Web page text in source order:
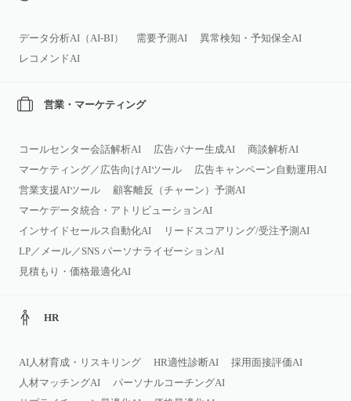
データ分析AI（AI‑BI） 需要予測AI
異常検知・予知保全AI
レコメンドAI
営業・マーケティング
コールセンター会話解析AI 広告バナー生成AI
商談解析AI
マーケティング／広告向けAIツール
広告キャンペーン自動運用AI
営業支援AIツール
顧客離反（チャーン）予測AI
マーケデータ統合・アトリビューションAI
インサイドセールス自動化AI
リードスコアリング/受注予測AI
LP／メール／SNS パーソナライゼーションAI
見積もり・価格最適化AI
HR
AI人材育成・リスキリング HR適性診断AI
採用面接評価AI
人材マッチングAI
パーソナルコーチングAI